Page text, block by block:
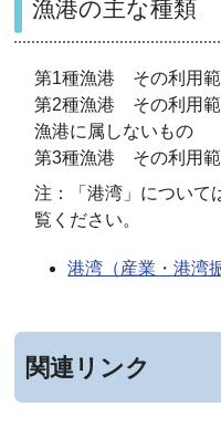
漁港の主な種類
第1種漁港 その利用範
第2種漁港 その利用範
漁港に属しないもの
第3種漁港 その利用
注：「港湾」について
覧ください。
港湾（産業・港湾
関連リンク